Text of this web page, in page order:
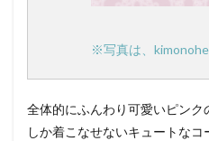
※写真は、
全体的にふんわり可愛いピン
しか着こなせないキュートなコ